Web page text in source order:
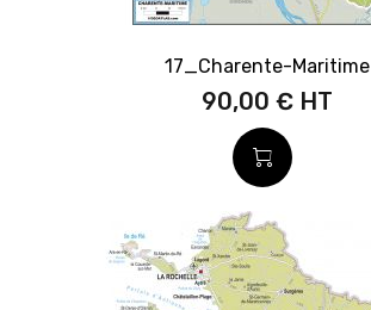
17_Charente-Maritime
90,00 €